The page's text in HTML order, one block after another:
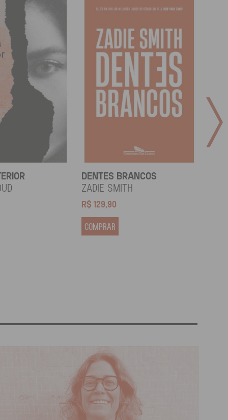
DENTES BRANCOS
Zadie Smith
R$ 129,90
COMPRAR